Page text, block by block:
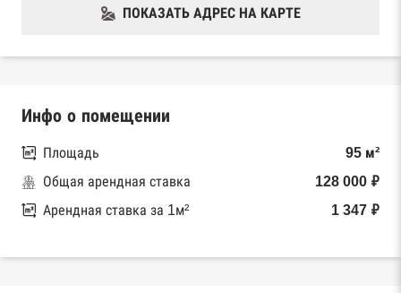
ПОКАЗАТЬ АДРЕС НА КАРТЕ
Инфо о помещении
Площадь
95 м²
Общая арендная ставка
128 000 ₽
Арендная ставка за 1м²
1 347 ₽